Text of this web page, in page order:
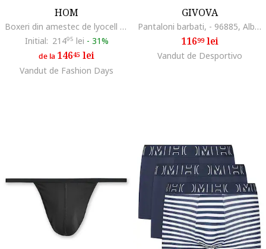
HOM
Boxeri din amestec de lyocell cu model uni, Albastru inchis
Initial: 21495 lei - 31%
de la 14645 lei
Vandut de Fashion Days
GIVOVA
Pantaloni barbati, - 96885, Alb/Negru
11699lei
Vandut de Desportivo